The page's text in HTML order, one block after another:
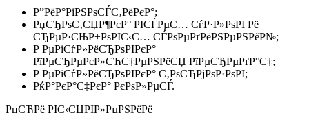
Р”РёР°РіРЅРѕСЃС‚РёРєР°;
РџСЂРѕС‚СЏР¶РєР° РІСЃРµС… СѓР·Р»РѕРІ Рё
СЂРµР·СЊР±РѕРІС‹С… СЃРѕРµРґРёРЅРµРЅРёР№;
Р РµРіСѓР»РёСЂРѕРІРєР°
РїРµСЂРµРєР»СЋС‡РµРЅРёСЏ РїРµСЂРµРґР°С‡;
Р РµРіСѓР»РёСЂРѕРІРєР° С‚РѕСЂРјРѕР·РѕРІ;
РќР°РєР°С‡РєР° РєРѕР»РµСЃ.
РџСЂРё РІС‹СЏРІР»РµРЅРёРё